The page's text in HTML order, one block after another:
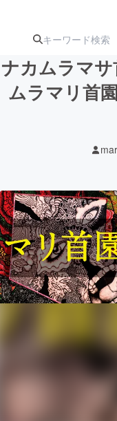
注
テクノロ
映像・映画
ビジネス
まちづく
CAMPFIRE
CAMPFIREふ
ナカムラマ
ムラマリ首